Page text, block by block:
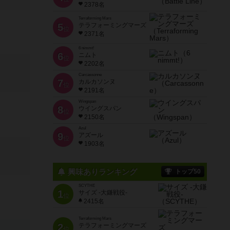
2378名
5 位
Terraforming Mars
テラフォーミングマーズ
2371名
6 位
ニムト
2202名
7 位
Carcassonne
カルカソンヌ
2191名
8 位
Wingspan
ウイングスパン
2150名
9 位
Azul
アズール
1903名
興味ありランキング トップ50
1位
SCYTHE
サイズ -大鎌戦役-
2415名
2
Terraforming Mars
テラフォーミングマーズ